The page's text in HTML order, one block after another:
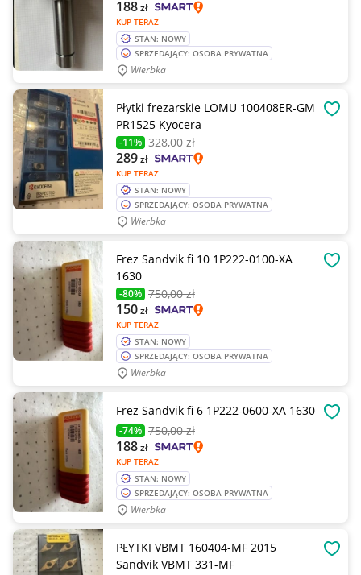
KUP TERAZ
188zł
STAN: NOWY
SPRZEDAJĄCY: OSOBA PRYWATNA
Wierbka
Płytki frezarskie LOMU 100408ER-GM
PR1525 Kyocera
-11% 328,00 zł
KUP TERAZ
289zł
STAN: NOWY
SPRZEDAJĄCY: OSOBA PRYWATNA
Wierbka
Frez Sandvik fi 10 1P222-0100-XA
1630
-80% 750,00 zł
KUP TERAZ
150zł
STAN: NOWY
SPRZEDAJĄCY: OSOBA PRYWATNA
Wierbka
Frez Sandvik fi 6 1P222-0600-XA 1630
-74% 750,00 zł
KUP TERAZ
188zł
STAN: NOWY
SPRZEDAJĄCY: OSOBA PRYWATNA
Wierbka
PŁYTKI VBMT 160404-MF 2015
Sandvik VBMT 331-MF